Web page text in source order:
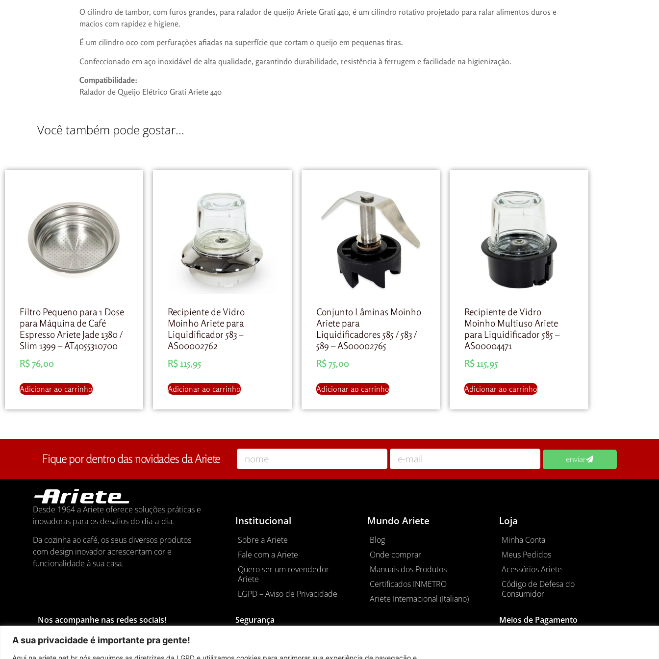
A sua privacidade é importante pra gente!
O cilindro de tambor, com furos grandes, para ralador de queijo Ariete Grati 440, é um cilindro rotativo projetado para ralar alimentos duros e
macios com rapidez e higiene.
É um cilindro oco com perfurações afiadas na superfície que cortam o queijo em pequenas tiras.
Confeccionado em aço inoxidável de alta qualidade, garantindo durabilidade, resistência à ferrugem e facilidade na higienização.
Compatibilidade:
Ralador de Queijo Elétrico Grati Ariete 440
Você também pode gostar...
Filtro Pequeno para 1 Dose
para Máquina de Café
Espresso Ariete Jade 1380 /
Slim 1399 – AT4055310700
R$76,00
Adicionar ao carrinho
Recipiente de Vidro
Moinho Ariete para
Liquidificador 583 –
AS00002762
R$115,95
Adicionar ao carrinho
Conjunto Lâminas Moinho
Ariete para
Liquidificadores 585 / 583 /
589 – AS00002765
R$75,00
Adicionar ao carrinho
Recipiente de Vidro
Moinho Multiuso Ariete
para Liquidificador 585 –
AS00004471
R$115,95
Adicionar ao carrinho
Fique por dentro das novidades da Ariete enviar
Desde 1964 a Ariete oferece soluções práticas e
inovadoras para os desafios do dia-a-dia.
Da cozinha ao café, os seus diversos produtos
com design inovador acrescentam cor e
funcionalidade à sua casa.
Institucional
Sobre a Ariete
Fale com a Ariete
Quero ser um revendedor
Ariete
LGPD – Aviso de Privacidade
Mundo Ariete
Blog
Onde comprar
Manuais dos Produtos
Certificados INMETRO
Ariete Internacional (Italiano)
Loja
Minha Conta
Meus Pedidos
Acessórios Ariete
Código de Defesa do
Consumidor
Nos acompanhe nas redes sociais! Segurança Meios de Pagamento